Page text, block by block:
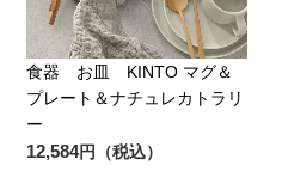
食器 お皿 KINTO マグ＆
プレート＆ナチュレカトラリ
ー
12,584円（税込）